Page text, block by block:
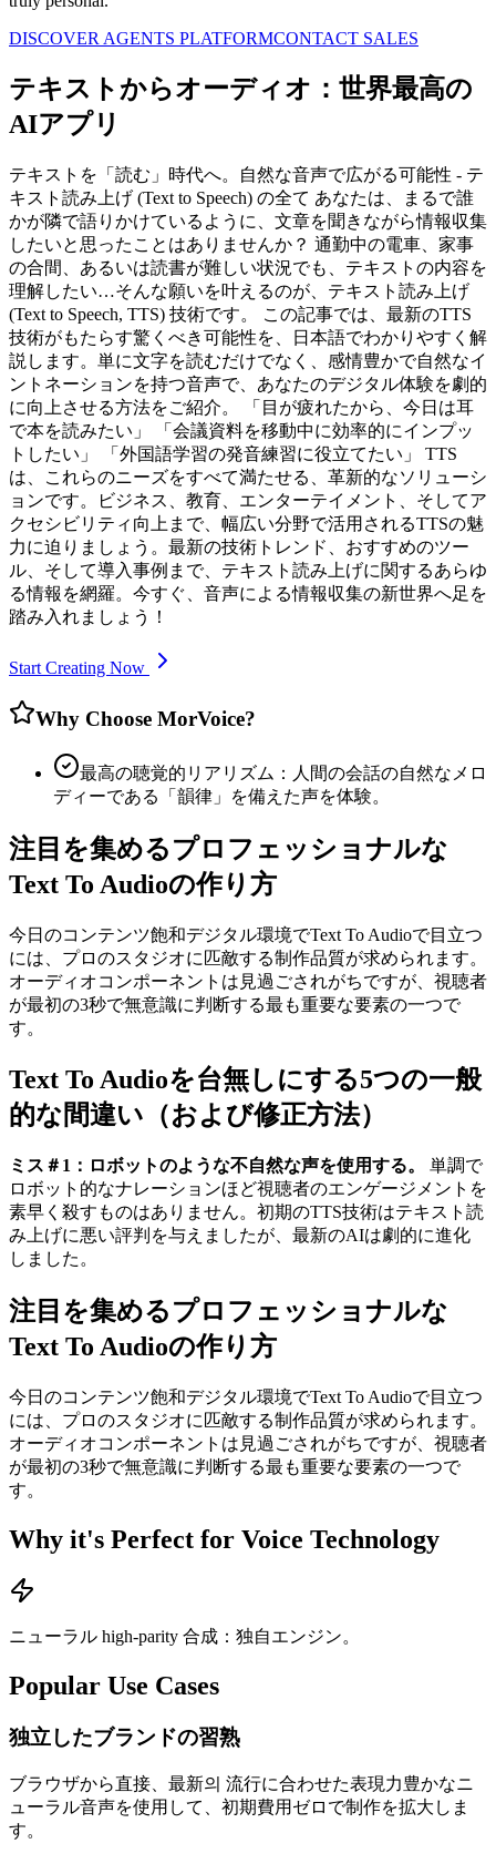
DISCOVER AGENTS PLATFORMCONTACT SALES
テキストからオーディオ：世界最高の
AIアプリ
テキストを「読む」時代へ。自然な音声で広がる可能性 - テ
キスト読み上げ (Text to Speech) の全て あなたは、まるで誰
かが隣で語りかけているように、文章を聞きながら情報収集
したいと思ったことはありませんか？ 通勤中の電車、家事
の合間、あるいは読書が難しい状況でも、テキストの内容を
理解したい…そんな願いを叶えるのが、テキスト読み上げ
(Text to Speech, TTS) 技術です。 この記事では、最新のTTS
技術がもたらす驚くべき可能性を、日本語でわかりやすく解
説します。単に文字を読むだけでなく、感情豊かで自然なイ
ントネーションを持つ音声で、あなたのデジタル体験を劇的
に向上させる方法をご紹介。 「目が疲れたから、今日は耳
で本を読みたい」 「会議資料を移動中に効率的にインプッ
トしたい」 「外国語学習の発音練習に役立てたい」 TTS
は、これらのニーズをすべて満たせる、革新的なソリューシ
ョンです。ビジネス、教育、エンターテイメント、そしてア
クセシビリティ向上まで、幅広い分野で活用されるTTSの魅
力に迫りましょう。最新の技術トレンド、おすすめのツー
ル、そして導入事例まで、テキスト読み上げに関するあらゆ
る情報を網羅。今すぐ、音声による情報収集の新世界へ足を
踏み入れましょう！
Start Creating Now
Why Choose MorVoice?
最高の聴覚的リアリズム：人間の会話の自然なメロ
ディーである「韻律」を備えた声を体験。
注目を集めるプロフェッショナルな
Text To Audioの作り方
今日のコンテンツ飽和デジタル環境でText To Audioで目立つ
には、プロのスタジオに匹敵する制作品質が求められます。
オーディオコンポーネントは見過ごされがちですが、視聴者
が最初の3秒で無意識に判断する最も重要な要素の一つで
す。
Text To Audioを台無しにする5つの一般
的な間違い（および修正方法）
ミス＃1：ロボットのような不自然な声を使用する。
単調で
ロボット的なナレーションほど視聴者のエンゲージメントを
素早く殺すものはありません。初期のTTS技術はテキスト読
み上げに悪い評判を与えましたが、最新のAIは劇的に進化
しました。
注目を集めるプロフェッショナルな
Text To Audioの作り方
今日のコンテンツ飽和デジタル環境でText To Audioで目立つ
には、プロのスタジオに匹敵する制作品質が求められます。
オーディオコンポーネントは見過ごされがちですが、視聴者
が最初の3秒で無意識に判断する最も重要な要素の一つで
す。
Why it's Perfect for Voice Technology
ニューラル high-parity 合成：独自エンジン。
Popular Use Cases
独立したブランドの習熟
ブラウザから直接、最新의 流行に合わせた表現力豊かなニ
ューラル音声を使用して、初期費用ゼロで制作を拡大しま
す。